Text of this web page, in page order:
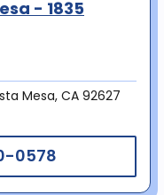
- 1835
Mesa, CA 92627
0578